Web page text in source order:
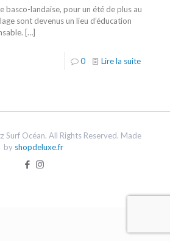
basco-landaise, pour un été de plus au
sont devenus un lieu d’éducation
[…]
0 Lire la suite
Océan. All Rights Reserved. Made
by shopdeluxe.fr